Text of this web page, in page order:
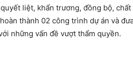
liệt, khẩn trương, đồng bộ,
thành 02 công trình dự án và
những vấn đề vượt thẩm quyền.